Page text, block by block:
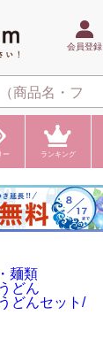
会員登録
ー ランキング
麺類
どん
どんセット/